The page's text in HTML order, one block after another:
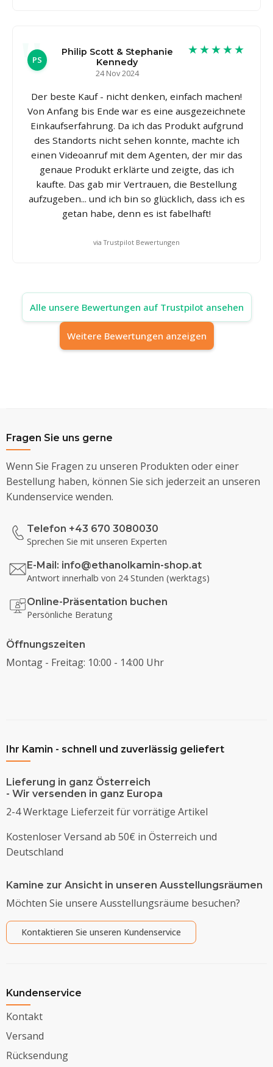
PS
Philip Scott & Stephanie
Kennedy
24 Nov 2024
★★★★★
Der beste Kauf - nicht denken, einfach machen!
Von Anfang bis Ende war es eine ausgezeichnete
Einkaufserfahrung. Da ich das Produkt aufgrund
des Standorts nicht sehen konnte, machte ich
einen Videoanruf mit dem Agenten, der mir das
genaue Produkt erklärte und zeigte, das ich
kaufte. Das gab mir Vertrauen, die Bestellung
aufzugeben... und ich bin so glücklich, dass ich es
getan habe, denn es ist fabelhaft!
via Trustpilot Bewertungen
Alle unsere Bewertungen auf Trustpilot ansehen
Weitere Bewertungen anzeigen
Fragen Sie uns gerne
Wenn Sie Fragen zu unseren Produkten oder einer
Bestellung haben, können Sie sich jederzeit an unseren
Kundenservice wenden.
Telefon +43 670 3080030
Sprechen Sie mit unseren Experten
E-Mail: info@ethanolkamin-shop.at
Antwort innerhalb von 24 Stunden (werktags)
Online-Präsentation buchen
Persönliche Beratung
Öffnungszeiten
Montag - Freitag: 10:00 - 14:00 Uhr
Ihr Kamin - schnell und zuverlässig geliefert
Lieferung in ganz Österreich
- Wir versenden in ganz Europa
2-4 Werktage Lieferzeit für vorrätige Artikel
Kostenloser Versand ab 50€ in Österreich und
Deutschland
Kamine zur Ansicht in unseren Ausstellungsräumen
Möchten Sie unsere Ausstellungsräume besuchen?
Kontaktieren Sie unseren Kundenservice
Kundenservice
Kontakt
Versand
Rücksendung